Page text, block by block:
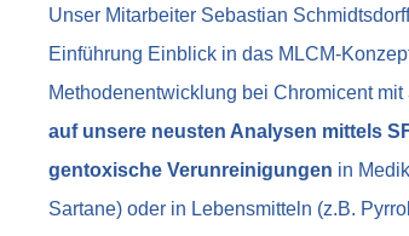
Unser Mitarbeiter Sebastian
Einführung Einblick in das MLCM-
Methodenentwicklung bei Chromicent mit
auf unsere neusten Analysen mittels
gentoxische Verunreinigungen in
Sartane) oder in Lebensmitteln (z.B.